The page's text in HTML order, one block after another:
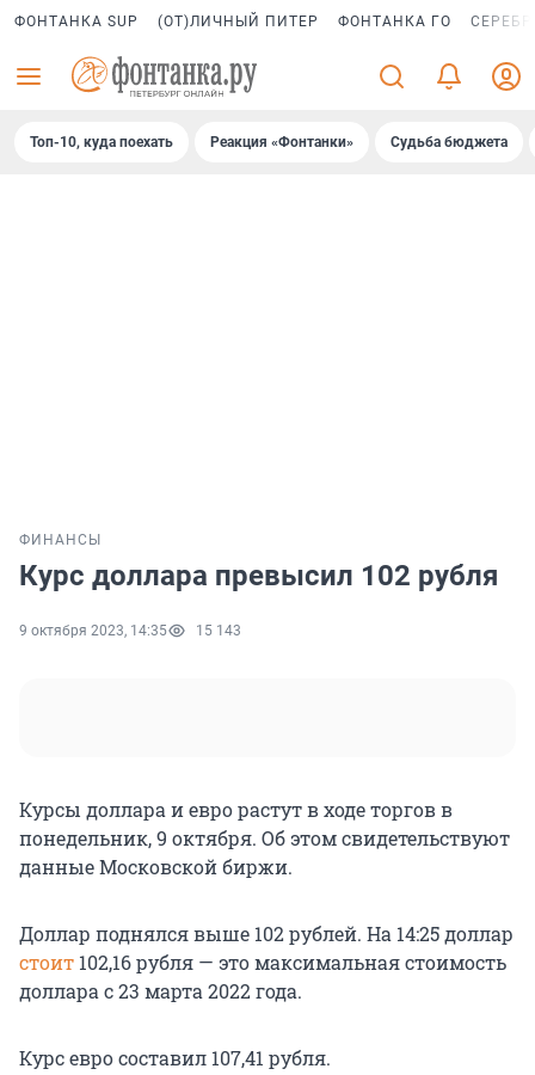
ФОНТАНКА SUP (ОТ)ЛИЧНЫЙ ПИТЕР ФОНТАНКА ГО
Топ-10, куда поехать Реакция «Фонтанки» Судьба бюджета
ФИНАНСЫ
Курс доллара превысил 102 рубля
9 октября 2023, 14:35 15 143
Курсы доллара и евро растут в ходе торгов в
понедельник, 9 октября. Об этом свидетельствуют
данные Московской биржи.
Доллар поднялся выше 102 рублей. На 14:25 доллар
стоит 102,16 рубля — это максимальная стоимость
доллара с 23 марта 2022 года.
Курс евро составил 107,41 рубля.